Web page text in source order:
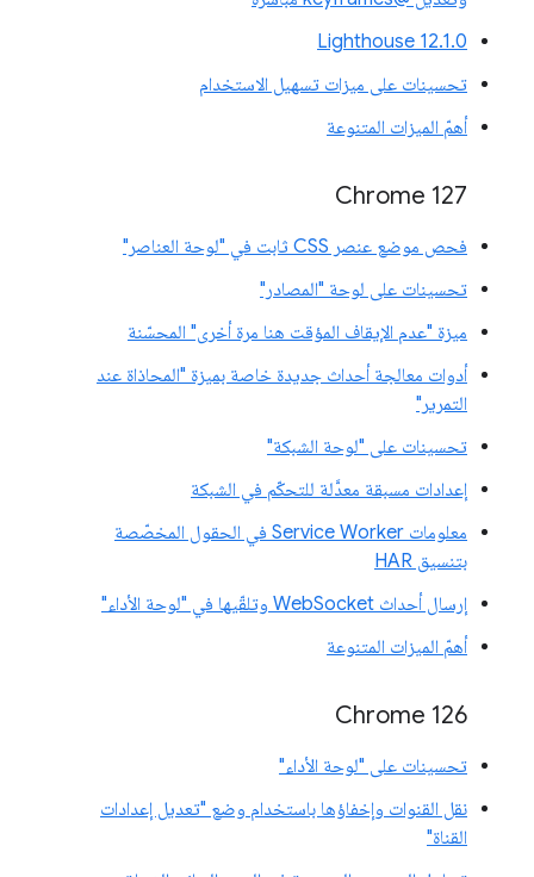
‫Lighthouse 12.1.0
تحسينات على ميزات تسهيل الاستخدام
أهمّ الميزات المتنوعة
‫Chrome 127
فحص موضع عنصر CSS ثابت في "لوحة العناصر"
تحسينات على لوحة "المصادر"
ميزة "عدم الإيقاف المؤقت هنا مرة أخرى" المحسّنة
أدوات معالجة أحداث جديدة خاصة بميزة "المحاذاة عند
التمرير"
تحسينات على "لوحة الشبكة"
إعدادات مسبقة معدَّلة للتحكّم في الشبكة
معلومات Service Worker في الحقول المخصّصة
بتنسيق HAR
إرسال أحداث WebSocket وتلقّيها في "لوحة الأداء"
أهمّ الميزات المتنوعة
‫Chrome 126
تحسينات على "لوحة الأداء"
نقل القنوات وإخفاؤها باستخدام وضع "تعديل إعدادات
القناة"